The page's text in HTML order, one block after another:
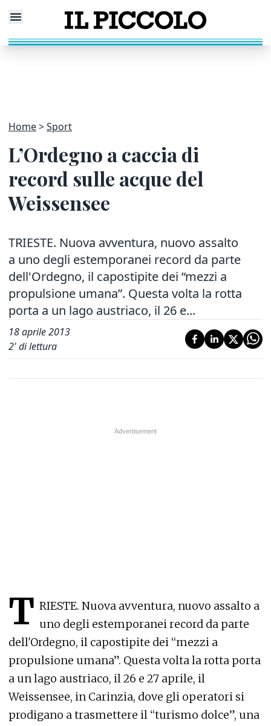
Home Sport
L’Ordegno a caccia di
record sulle acque del
Weissensee
TRIESTE. Nuova avventura, nuovo assalto
a uno degli estemporanei record da parte
dell'Ordegno, il capostipite dei “mezzi a
propulsione umana”. Questa volta la rotta
porta a un lago austriaco, il 26 e...
18 aprile 2013
2' di lettura
T RIESTE. Nuova avventura, nuovo assalto a
uno degli estemporanei record da parte
dell'Ordegno, il capostipite dei “mezzi a
propulsione umana”. Questa volta la rotta porta
a un lago austriaco, il 26 e 27 aprile, il
Weissensee, in Carinzia, dove gli operatori si
prodigano a trasmettere il “turismo dolce”, una